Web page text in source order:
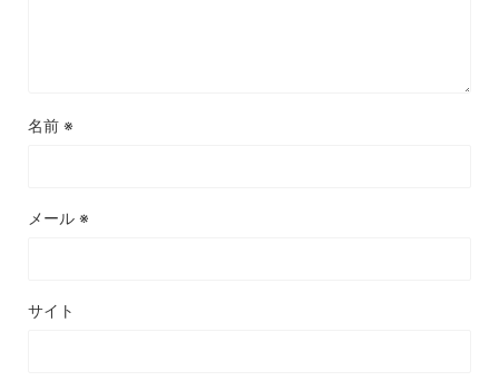
名前 ※
メール ※
サイト